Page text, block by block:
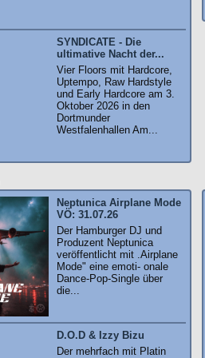
SYNDICATE - Die
ultimative Nacht der...
Vier Floors mit Hardcore,
Uptempo, Raw Hardstyle
und Early Hardcore am 3.
Oktober 2026 in den
Dortmunder
Westfalenhallen Am...
Neptunica Airplane Mode
VÖ: 31.07.26
Der Hamburger DJ und
Produzent Neptunica
veröffentlicht mit .Airplane
Mode" eine emoti- onale
Dance-Pop-Single über
die...
D.O.D & Izzy Bizu
Der mehrfach mit Platin